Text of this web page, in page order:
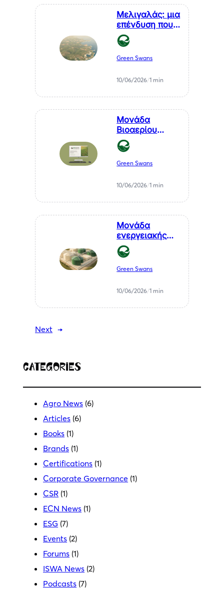
Μελιγαλάς: μια
επένδυση που
μετατρέπει ένα
χρόνιο
πρόβλημα της
Μεσσηνίας σε
ενέργεια
Green Swans
10/06/2026/1 min
Μονάδα
Βιοαερίου
Βιοστερεά Α.Ε.
στον Μελιγαλά
Green Swans
10/06/2026/1 min
Μονάδα
ενεργειακής
αξιοποίησης
αγροτικών
υπολειμμάτων
— ΒΙΠΕ
Green Swans
10/06/2026/1 min
Next →
Categories
Agro News (6)
Articles (6)
Books (1)
Brands (1)
Certifications (1)
Corporate Governance (1)
CSR (1)
ECN News (1)
ESG (7)
Events (2)
Forums (1)
ISWA News (2)
Podcasts (7)